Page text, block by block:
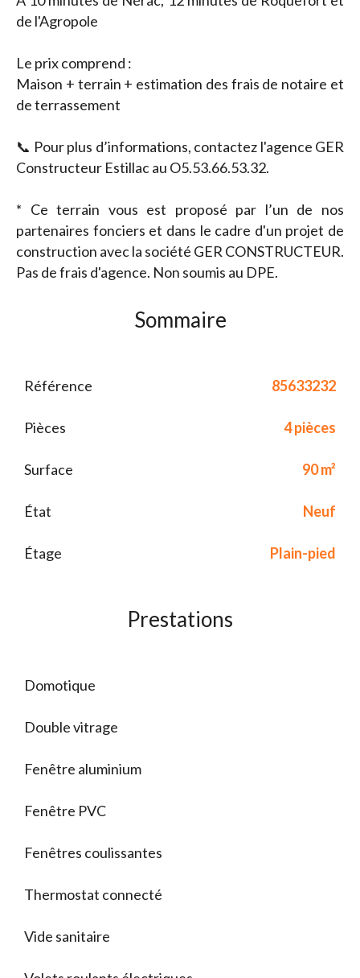
de l'Agropole
Le prix comprend :
Maison + terrain + estimation des frais de notaire et
de terrassement
📞 Pour plus d’informations, contactez l'agence GER
Constructeur Estillac au O5.53.66.53.32.
* Ce terrain vous est proposé par l’un de nos
partenaires fonciers et dans le cadre d'un projet de
construction avec la société GER CONSTRUCTEUR.
Pas de frais d'agence. Non soumis au DPE.
Sommaire
Référence 85633232
Pièces 4 pièces
Surface 90 m²
État Neuf
Étage Plain-pied
Prestations
Domotique
Double vitrage
Fenêtre aluminium
Fenêtre PVC
Fenêtres coulissantes
Thermostat connecté
Vide sanitaire